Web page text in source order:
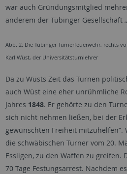
war auch Gründungsmitglied
anderem der Tübinger Gesellschaft
Abb. 2: Die Tübinger Turnerfeuerwehr, rechts
Karl Wüst, der Universitätsturnlehrer
Da zu Wüsts Zeit das Turnen
auch Wüst eine eher unrühmliche
Jahres 1848. Er gehörte zu den
sich nicht nehmen ließen, bei der
gewünschten Freiheit
die schwäbischen Turner vom 20.
Essligen, zu den Waffen zu greifen.
70 Tage Festungsarrest. Nachdem